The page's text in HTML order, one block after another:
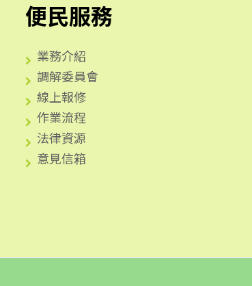
便民服務
業務介紹
調解委員會
線上報修
作業流程
法律資源
意見信箱